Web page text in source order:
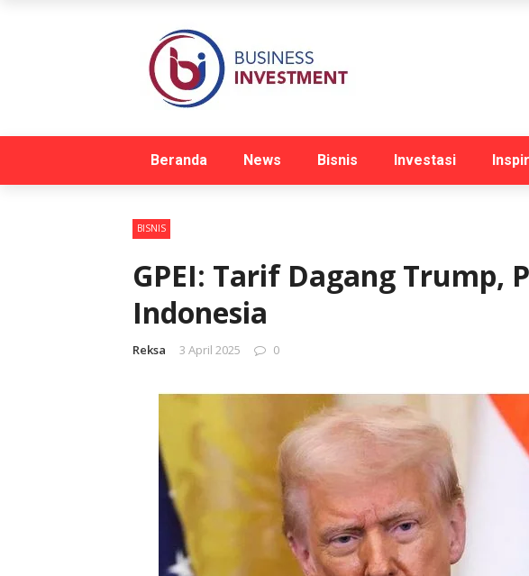
Beranda News Bisnis Investasi
BISNIS
GPEI: Tarif Dagang Trump,
Indonesia
Reksa 3 April 2025 0